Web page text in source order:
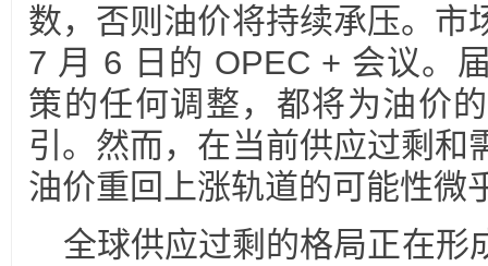
数，否则油价将持续承压。市
7 月 6 日的 OPEC + 会议。
策的任何调整，都将为油价
引。然而，在当前供应过剩和
油价重回上涨轨道的可能性微
全球供应过剩的格局正在形